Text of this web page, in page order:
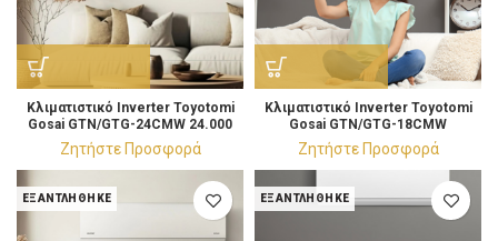
Κλιματιστικό Ιnverter Toyotomi
Gosai GTN/GTG-24CMW 24.000
BTU/h
Ζητήστε Προσφορά
Κλιματιστικό Ιnverter Toyotomi
Gosai GTN/GTG-18CMW
Κλιματιστικό 18.000 BTU/h
Ζητήστε Προσφορά
ΕΞΑΝΤΛΉΘΗΚΕ ΕΞΑΝΤΛΉΘΗΚΕ